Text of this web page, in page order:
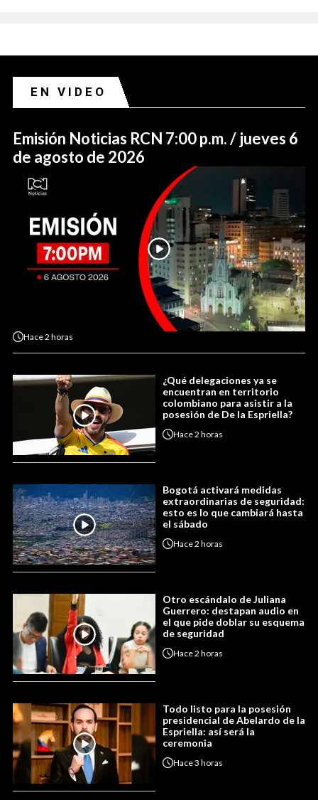
EN VIDEO
Emisión Noticias RCN 7:00 p.m. / jueves 6
de agosto de 2026
Hace2 horas
¿Qué delegaciones ya se
encuentran en territorio
colombiano para asistir a la
posesión de De la Espriella?
Hace2 horas
Bogotá activará medidas
extraordinarias de seguridad:
esto es lo que cambiará hasta
el sábado
Hace2 horas
Otro escándalo de Juliana
Guerrero: destapan audio en
el que pide doblar su esquema
de seguridad
Hace2 horas
Todo listo para la posesión
presidencial de Abelardo de la
Espriella: así será la
ceremonia
Hace3 horas